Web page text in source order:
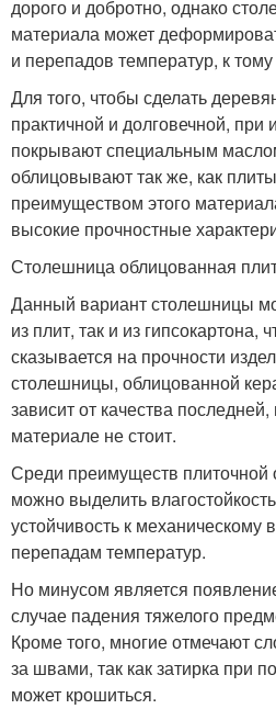
дорого и добротно, однако
материала может
и перепадов температур, к
Для того, чтобы сделать
практичной и долговечной, при
покрывают специальным
облицовывают так же, как
преимуществом этого
высокие прочностные
Столешница облицованная
Данный вариант столешницы
из плит, так и из гипсокартона,
сказывается на прочности
столешницы, облицованной
зависит от качества
материале не стоит.
Среди преимуществ плиточной
можно выделить
устойчивость к механическому
перепадам температур.
Но минусом является
случае падения тяжелого
Кроме того, многие отмечают
за швами, так как затирка при
может крошиться.